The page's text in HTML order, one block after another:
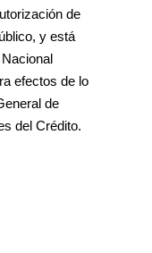
de
y está
efectos de lo
de
del Crédito.